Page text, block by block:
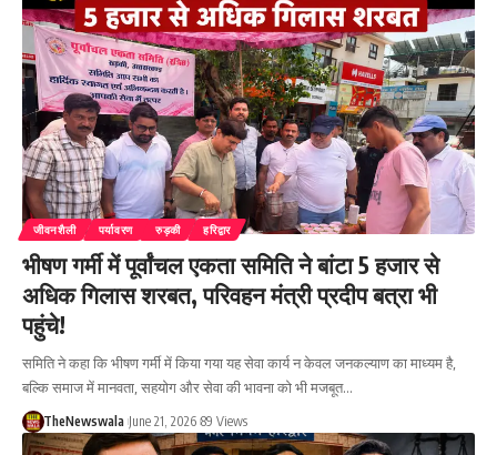
जीवनशैली पर्यावरण रुड़की हरिद्वार
भीषण गर्मी में पूर्वांचल एकता समिति ने बांटा 5 हजार से
अधिक गिलास शरबत, परिवहन मंत्री प्रदीप बत्रा भी
पहुंचे!
समिति ने कहा कि भीषण गर्मी में किया गया यह सेवा कार्य न केवल जनकल्याण का माध्यम है,
बल्कि समाज में मानवता, सहयोग और सेवा की भावना को भी मजबूत…
TheNewswala June 21, 2026 89 Views